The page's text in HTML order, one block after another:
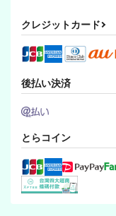
クレジットカード
後払い決済
とらコイン